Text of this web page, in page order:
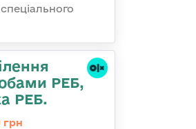
РЕБ,
РЕБ.
грн